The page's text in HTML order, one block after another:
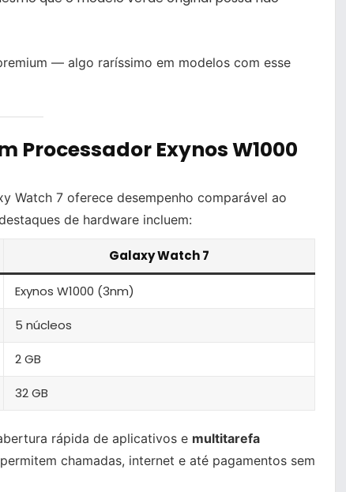
— algo raríssimo em modelos com esse
Processador Exynos W1000
Watch 7 oferece desempenho comparável ao
de hardware incluem:
Galaxy Watch 7
Exynos W1000 (3nm)
5 núcleos
2 GB
32 GB
rápida de aplicativos e multitarefa
chamadas, internet e até pagamentos sem